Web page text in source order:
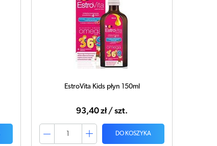
EstroVita Kids płyn 150ml
93,40 zł / szt.
DO KOSZYKA